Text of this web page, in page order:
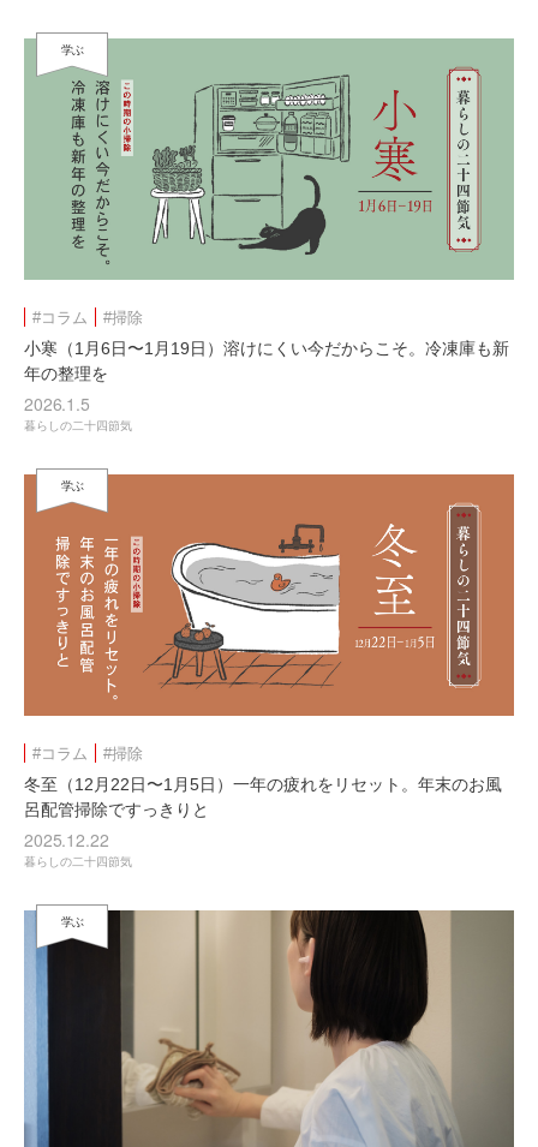
学ぶ
#コラム #掃除
小寒（1月6日〜1月19日）溶けにくい今だからこそ。冷凍庫も新
年の整理を
2026.1.5
暮らしの二十四節気
学ぶ
#コラム #掃除
冬至（12月22日〜1月5日）一年の疲れをリセット。年末のお風
呂配管掃除ですっきりと
2025.12.22
暮らしの二十四節気
学ぶ